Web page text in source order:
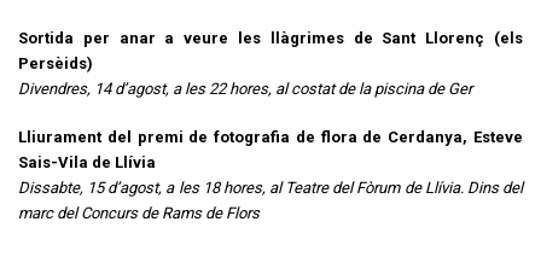
Sortida per anar a veure les llàgrimes de Sant Llorenç (els
Persèids)
Divendres, 14 d’agost, a les 22 hores, al costat de la piscina de Ger
Lliurament del premi de fotografia de flora de Cerdanya, Esteve
Sais-Vila de Llívia
Dissabte, 15 d’agost, a les 18 hores, al Teatre del Fòrum de Llívia. Dins del
marc del Concurs de Rams de Flors